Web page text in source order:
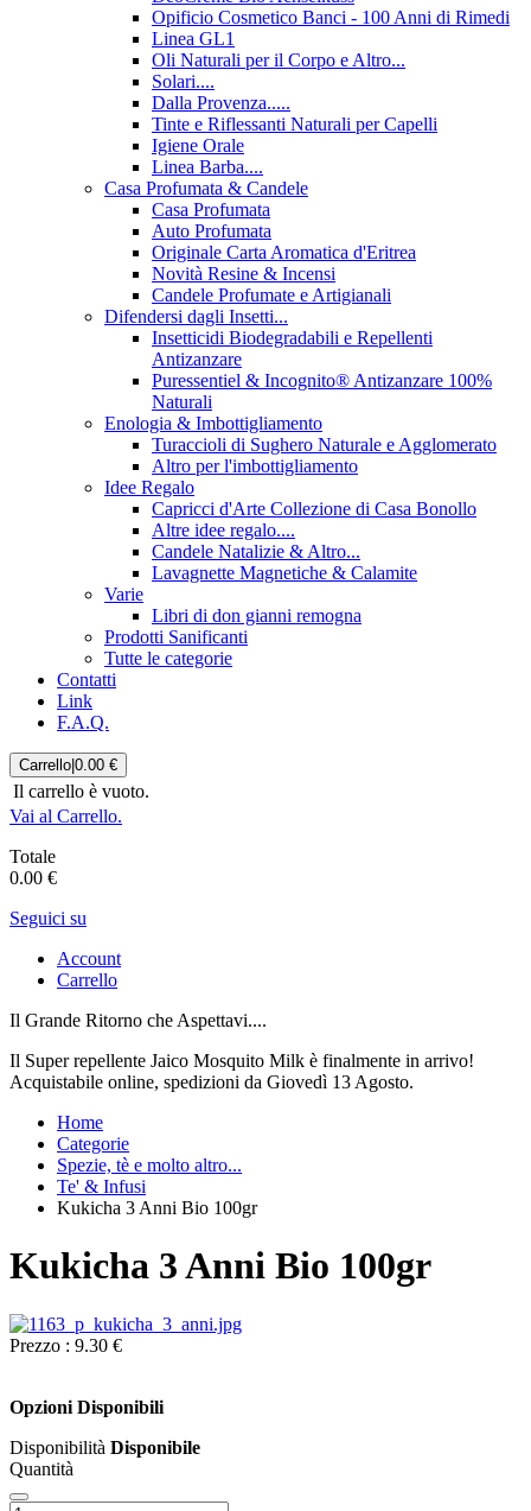
Opificio Cosmetico Banci - 100 Anni di Rimedi
Linea GL1
Oli Naturali per il Corpo e Altro...
Solari....
Dalla Provenza.....
Tinte e Riflessanti Naturali per Capelli
Igiene Orale
Linea Barba....
Casa Profumata & Candele
Casa Profumata
Auto Profumata
Originale Carta Aromatica d'Eritrea
Novità Resine & Incensi
Candele Profumate e Artigianali
Difendersi dagli Insetti...
Insetticidi Biodegradabili e Repellenti
Antizanzare
Puressentiel & Incognito® Antizanzare 100%
Naturali
Enologia & Imbottigliamento
Turaccioli di Sughero Naturale e Agglomerato
Altro per l'imbottigliamento
Idee Regalo
Capricci d'Arte Collezione di Casa Bonollo
Altre idee regalo....
Candele Natalizie & Altro...
Lavagnette Magnetiche & Calamite
Varie
Libri di don gianni remogna
Prodotti Sanificanti
Tutte le categorie
Contatti
Link
F.A.Q.
Carrello 0.00 €
Il carrello è vuoto.
Vai al Carrello.
Totale
0.00 €
Seguici su
Account
Carrello
Il Grande Ritorno che Aspettavi....
Il Super repellente Jaico Mosquito Milk è finalmente in arrivo!
Acquistabile online, spedizioni da Giovedì 13 Agosto.
Home
Categorie
Spezie, tè e molto altro...
Te' & Infusi
Kukicha 3 Anni Bio 100gr
Kukicha 3 Anni Bio 100gr
Prezzo : 9.30 €
Opzioni Disponibili
Disponibilità Disponibile
Quantità